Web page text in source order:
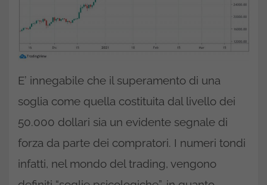
E’ innegabile che il superamento di una
soglia come quella costituita dal livello dei
50.000 dollari sia un evidente segnale di
forza da parte dei compratori. I numeri tondi
infatti, nel mondo del trading, vengono